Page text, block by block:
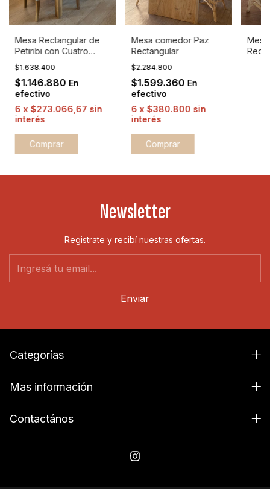
Mesa Rectangular de
Petiribi con Cuatro
Patas
$1.638.400
$1.146.880 En
efectivo
6 x$273.066,67 sin
interés
Comprar
Mesa comedor Paz
Rectangular
$2.284.800
$1.599.360 En
efectivo
6 x$380.800 sin
interés
Comprar
Newsletter
Registrate y recibí nuestras ofertas.
Categorías
Mas información
Contactános